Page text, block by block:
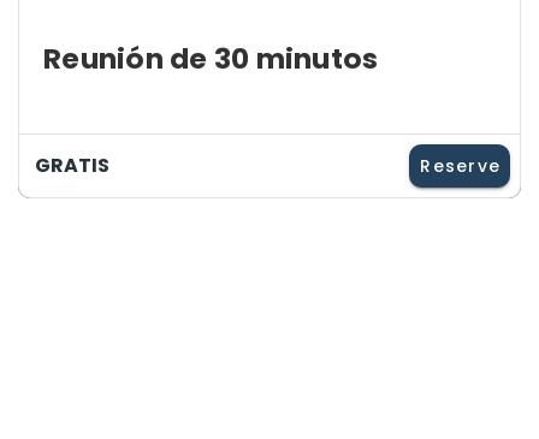
Reunión de 30 minutos
GRATIS Reserve